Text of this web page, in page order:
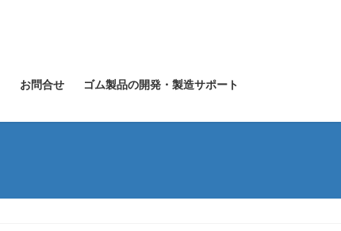
お問合せ ゴム製品の開発・製造サポート